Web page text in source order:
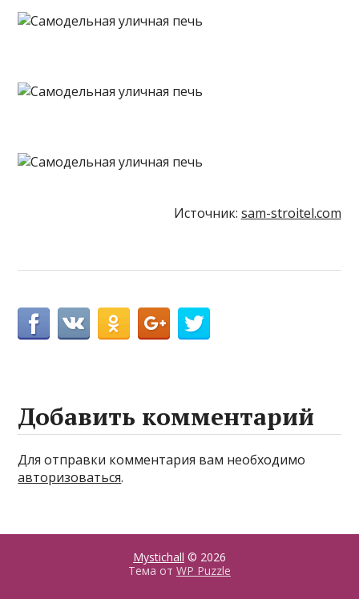
Источник: sam-stroitel.com
Добавить комментарий
Для отправки комментария вам необходимо
авторизоваться.
Mystichall © 2026
Тема от WP Puzzle